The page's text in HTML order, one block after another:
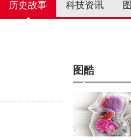
历史故事 科技资讯
图酷